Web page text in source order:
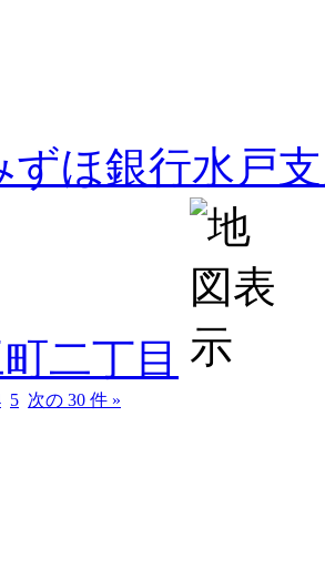
ずほ銀行水戸
二丁目
5 次の 30 件 »